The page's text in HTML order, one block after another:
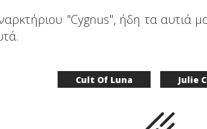
"Cygnus", ήδη τα αυτιά
Cult Of Luna Julie